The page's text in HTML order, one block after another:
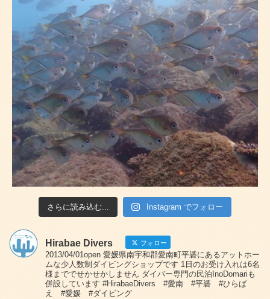
さらに読み込む... Instagram でフォロー
Hirabae Divers フォロー
2013/04/01open 愛媛県南宇和郡愛南町平碆にあるアットホー
ムな少人数制ダイビングショップです 1日のお受け入れは6名
様まででせかせかしません ダイバー専門の民泊InoDomariも
併設しています #HirabaeDivers #愛南 #平碆 #ひらば
え #愛媛 #ダイビング